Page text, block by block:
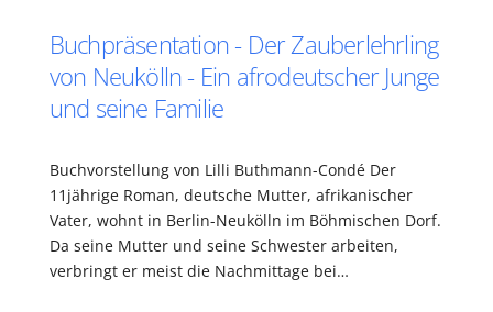
Buchpräsentation - Der Zauberlehrling
von Neukölln - Ein afrodeutscher Junge
und seine Familie
Buchvorstellung von Lilli Buthmann-Condé Der
11jährige Roman, deutsche Mutter, afrikanischer
Vater, wohnt in Berlin-Neukölln im Böhmischen Dorf.
Da seine Mutter und seine Schwester arbeiten,
verbringt er meist die Nachmittage bei…